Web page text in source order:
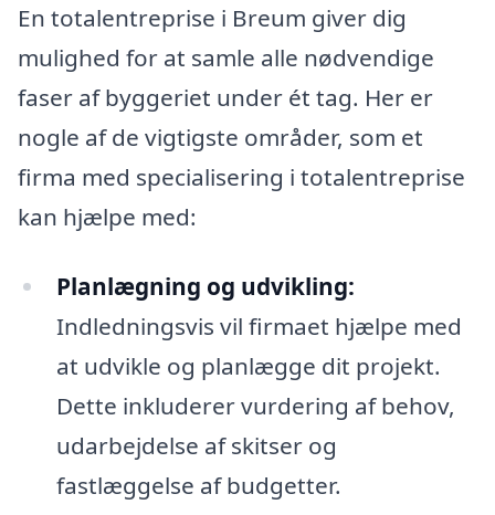
En totalentreprise i Breum giver dig
mulighed for at samle alle nødvendige
faser af byggeriet under ét tag. Her er
nogle af de vigtigste områder, som et
firma med specialisering i totalentreprise
kan hjælpe med:
Planlægning og udvikling:
Indledningsvis vil firmaet hjælpe med
at udvikle og planlægge dit projekt.
Dette inkluderer vurdering af behov,
udarbejdelse af skitser og
fastlæggelse af budgetter.